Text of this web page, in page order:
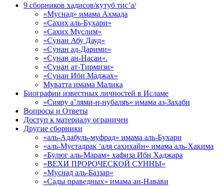
9 сборников хадисов/кутуб тис’а/
«Муснад» имама Ахмада
«Сахих аль-Бухари»
«Сахих Муслим»
«Сунан Абу Дауд»
«Сунан ад-Дарими»
«Сунан ан-Насаи».
«Сунан ат-Тирмизи»
«Сунан Ибн Маджах»
Муватта имама Малика
Биографии известных личностей в Исламе
«Сияру а’лями-н-нубаляъ» имама аз-Захаби
Вопросы и Ответы
Доступ к материалу ограничен
Другие сборники
«аль-Адабуль-муфрад» имама аль-Бухари
«аль-Мустадрак ‘аля сахихайн» имама аль-Хакима
«Булюг аль-Марам» хафиза Ибн Хаджара
«ВЕХИ ПРОРОЧЕСКОЙ СУННЫ»
«Муснад аль-Баззар»
«Сады праведных» имама ан-Навави